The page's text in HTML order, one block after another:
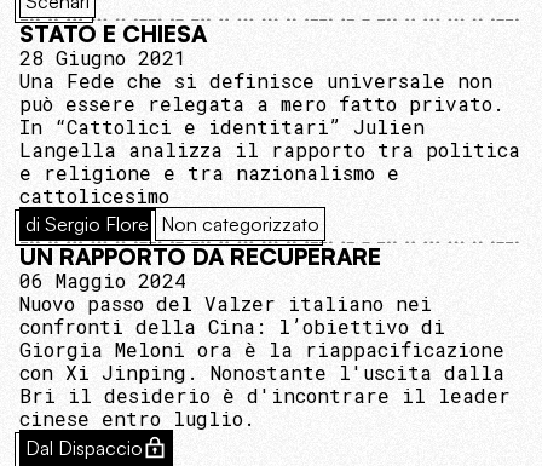
STATO E CHIESA
28 Giugno 2021
Una Fede che si definisce universale non
può essere relegata a mero fatto privato.
In “Cattolici e identitari” Julien
Langella analizza il rapporto tra politica
e religione e tra nazionalismo e
cattolicesimo
di Sergio Flore Non categorizzato
UN RAPPORTO DA RECUPERARE
06 Maggio 2024
Nuovo passo del Valzer italiano nei
confronti della Cina: l’obiettivo di
Giorgia Meloni ora è la riappacificazione
con Xi Jinping. Nonostante l'uscita dalla
Bri il desiderio è d'incontrare il leader
cinese entro luglio.
Dal Dispaccio